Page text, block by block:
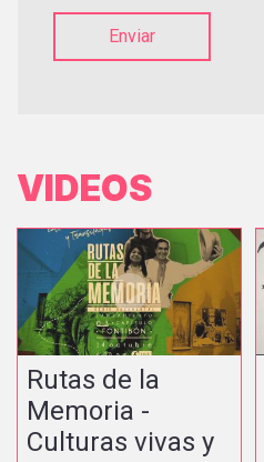
Enviar
VIDEOS
Rutas de la
Memoria -
Culturas vivas y